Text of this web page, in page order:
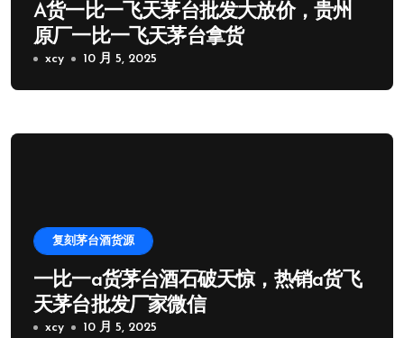
A货一比一飞天茅台批发大放价，贵州
原厂一比一飞天茅台拿货
xcy 10 月 5, 2025
复刻茅台酒货源
一比一a货茅台酒石破天惊，热销a货飞
天茅台批发厂家微信
xcy 10 月 5, 2025